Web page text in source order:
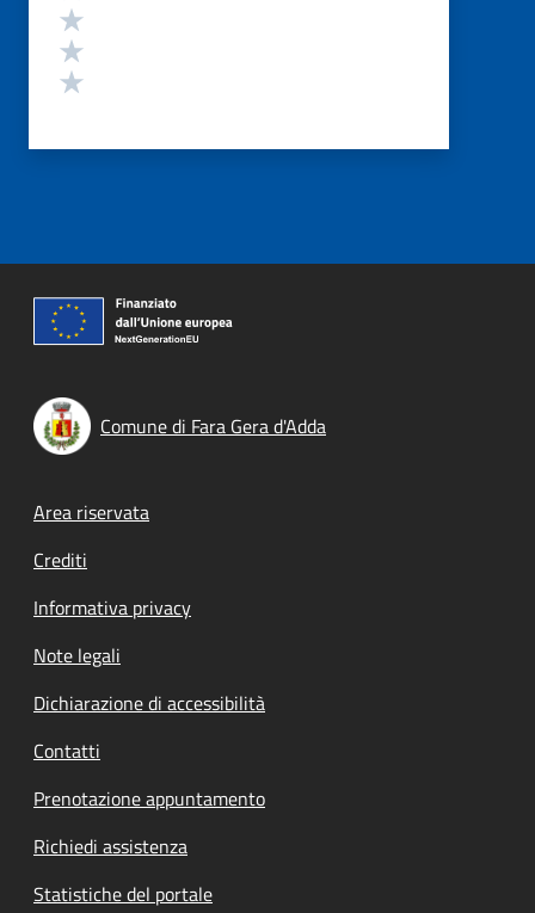
Comune di Fara Gera d'Adda
Footer menu
Area riservata
Crediti
Informativa privacy
Note legali
Dichiarazione di accessibilità
Contatti
Prenotazione appuntamento
Richiedi assistenza
Statistiche del portale